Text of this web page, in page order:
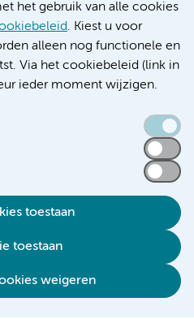
het gebruik van alle cookies
. Kiest u voor
alleen nog functionele en
Via het cookiebeleid (link in
ieder moment wijzigen.
toestaan
toestaan
weigeren